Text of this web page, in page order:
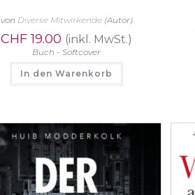
von Diverse Mitwirkende(Autor)
CHF19.00 (inkl. MwSt.)
Buch - Softcover
In den Warenkorb